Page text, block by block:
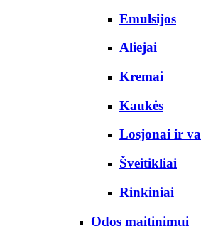
Emulsijos
Aliejai
Kremai
Kaukės
Losjonai ir
Šveitikliai
Rinkiniai
Odos maitinimui